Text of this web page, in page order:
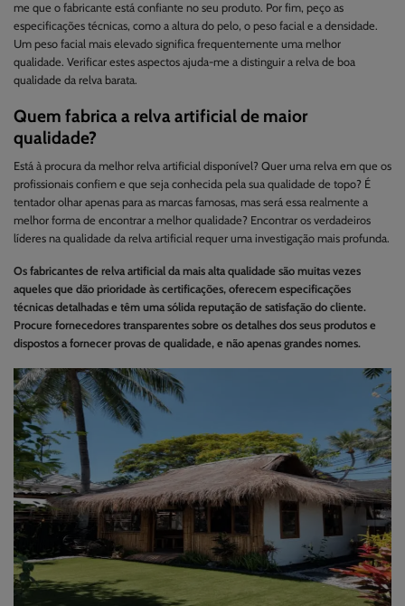
me que o fabricante está confiante no seu produto. Por fim, peço as
especificações técnicas, como a altura do pelo, o peso facial e a densidade.
Um peso facial mais elevado significa frequentemente uma melhor
qualidade. Verificar estes aspectos ajuda-me a distinguir a relva de boa
qualidade da relva barata.
Quem fabrica a relva artificial de maior
qualidade?
Está à procura da melhor relva artificial disponível? Quer uma relva em que os
profissionais confiem e que seja conhecida pela sua qualidade de topo? É
tentador olhar apenas para as marcas famosas, mas será essa realmente a
melhor forma de encontrar a melhor qualidade? Encontrar os verdadeiros
líderes na qualidade da relva artificial requer uma investigação mais profunda.
Os fabricantes de relva artificial da mais alta qualidade são muitas vezes
aqueles que dão prioridade às certificações, oferecem especificações
técnicas detalhadas e têm uma sólida reputação de satisfação do cliente.
Procure fornecedores transparentes sobre os detalhes dos seus produtos e
dispostos a fornecer provas de qualidade, e não apenas grandes nomes.